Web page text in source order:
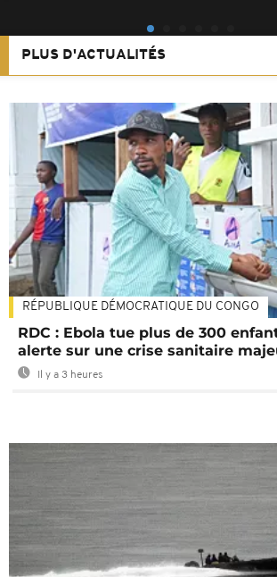
PLUS D'ACTUALITÉS
RÉPUBLIQUE DÉMOCRATIQUE DU CONGO
RDC : Ebola tue plus de 300
alerte sur une crise sanitaire
Il y a 3 heures